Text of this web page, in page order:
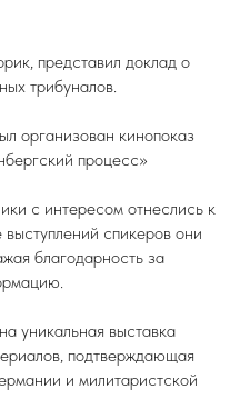
представил доклад о
трибуналов.
организован кинопоказ
процесс»
с интересом отнеслись к
спикеров они
благодарность за
уникальная выставка
подтверждающая
и милитаристской